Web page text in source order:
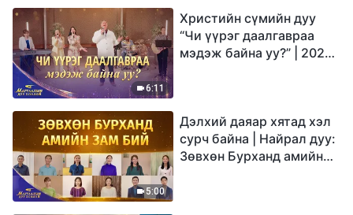
6:11
Христийн сүмийн дуу
“Чи үүрэг даалгавраа
мэдэж байна уу?” | 2026
5:00
Дэлхий даяар хятад хэл
сурч байна | Найрал дуу:
Зөвхөн Бурханд амийн